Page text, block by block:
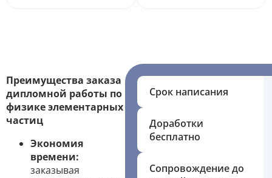
Преимущества заказа
дипломной работы по
физике элементарных
частиц
Экономия
времени:
заказывая
Срок написания
Доработки
бесплатно
Сопровождение до